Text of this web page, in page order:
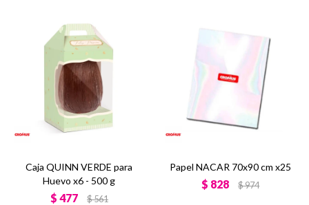
Caja QUINN VERDE para
Huevo x6 - 500 g
$ 477 $561
Papel NACAR 70x90 cm x25
$ 828 $974